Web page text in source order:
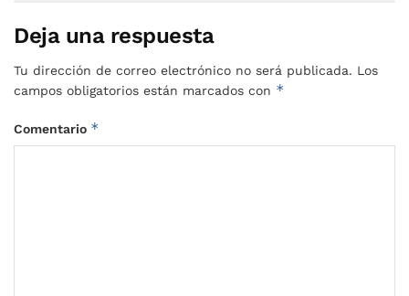
Deja una respuesta
Tu dirección de correo electrónico no será publicada. Los
campos obligatorios están marcados con *
Comentario *